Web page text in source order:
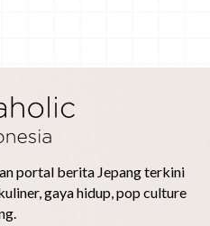
portal berita Jepang terkini
gaya hidup, pop culture